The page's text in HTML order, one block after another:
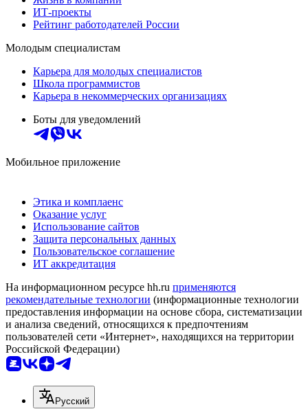
ИТ-проекты
Рейтинг работодателей России
Молодым специалистам
Карьера для молодых специалистов
Школа программистов
Карьера в некоммерческих организациях
Боты для уведомлений
Мобильное приложение
Этика и комплаенс
Оказание услуг
Использование сайтов
Защита персональных данных
Пользовательское соглашение
ИТ аккредитация
На информационном ресурсе hh.ru применяются
рекомендательные технологии (информационные технологии
предоставления информации на основе сбора, систематизации
и анализа сведений, относящихся к предпочтениям
пользователей сети «Интернет», находящихся на территории
Российской Федерации)
Русский